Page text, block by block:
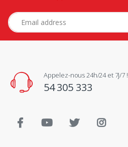
Adresse e-mail
Appelez-nous 24h/24 et 7j/7 !
54 305 333